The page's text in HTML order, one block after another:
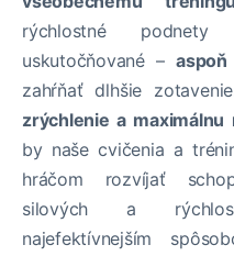
rýchlostné
uskutočňované –
zahŕňať dlhšie
zrýchlenie a maximálnu
by naše cvičenia a
hráčom rozvíjať
silových a
najefektívnejším